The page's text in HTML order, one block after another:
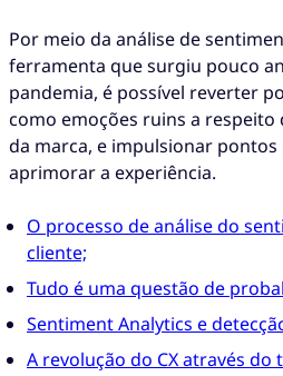
Por meio da análise de
ferramenta que surgiu pouco
pandemia, é possível reverter
como emoções ruins a
da marca, e impulsionar pontos
aprimorar a experiência.
O processo de análise do
cliente;
Tudo é uma questão de
Sentiment Analytics e
A revolução do CX através